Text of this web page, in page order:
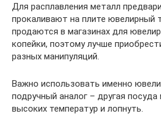
Для расплавления металл
прокаливают на плите ювелирный
продаются в магазинах для
копейки, поэтому лучше
разных манипуляций.
Важно использовать именно
подручный аналог – другая
высоких температур и лопнуть.